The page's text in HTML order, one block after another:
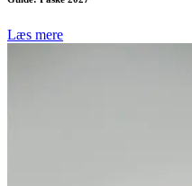
Læs mere